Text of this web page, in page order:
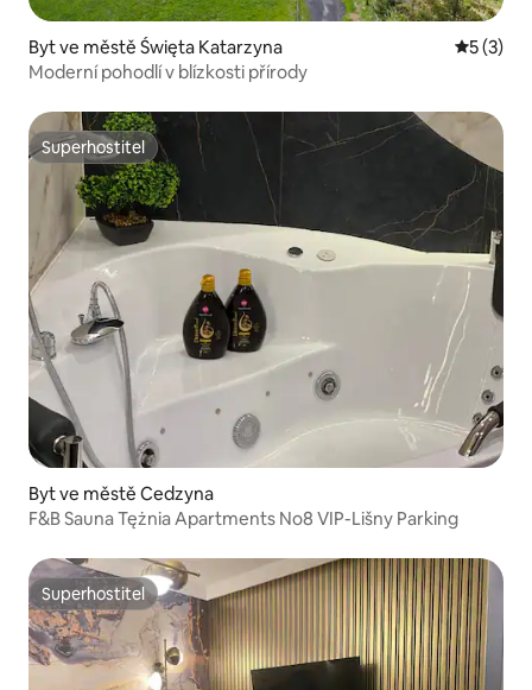
Byt ve městě Święta Katarzyna
5 (3)
Moderní pohodlí v blízkosti přírody
Superhostitel
Superhostitel
Byt ve městě Cedzyna
F&B Sauna Tężnia Apartments No8 VIP-Lišny Parking
Superhostitel
Superhostitel